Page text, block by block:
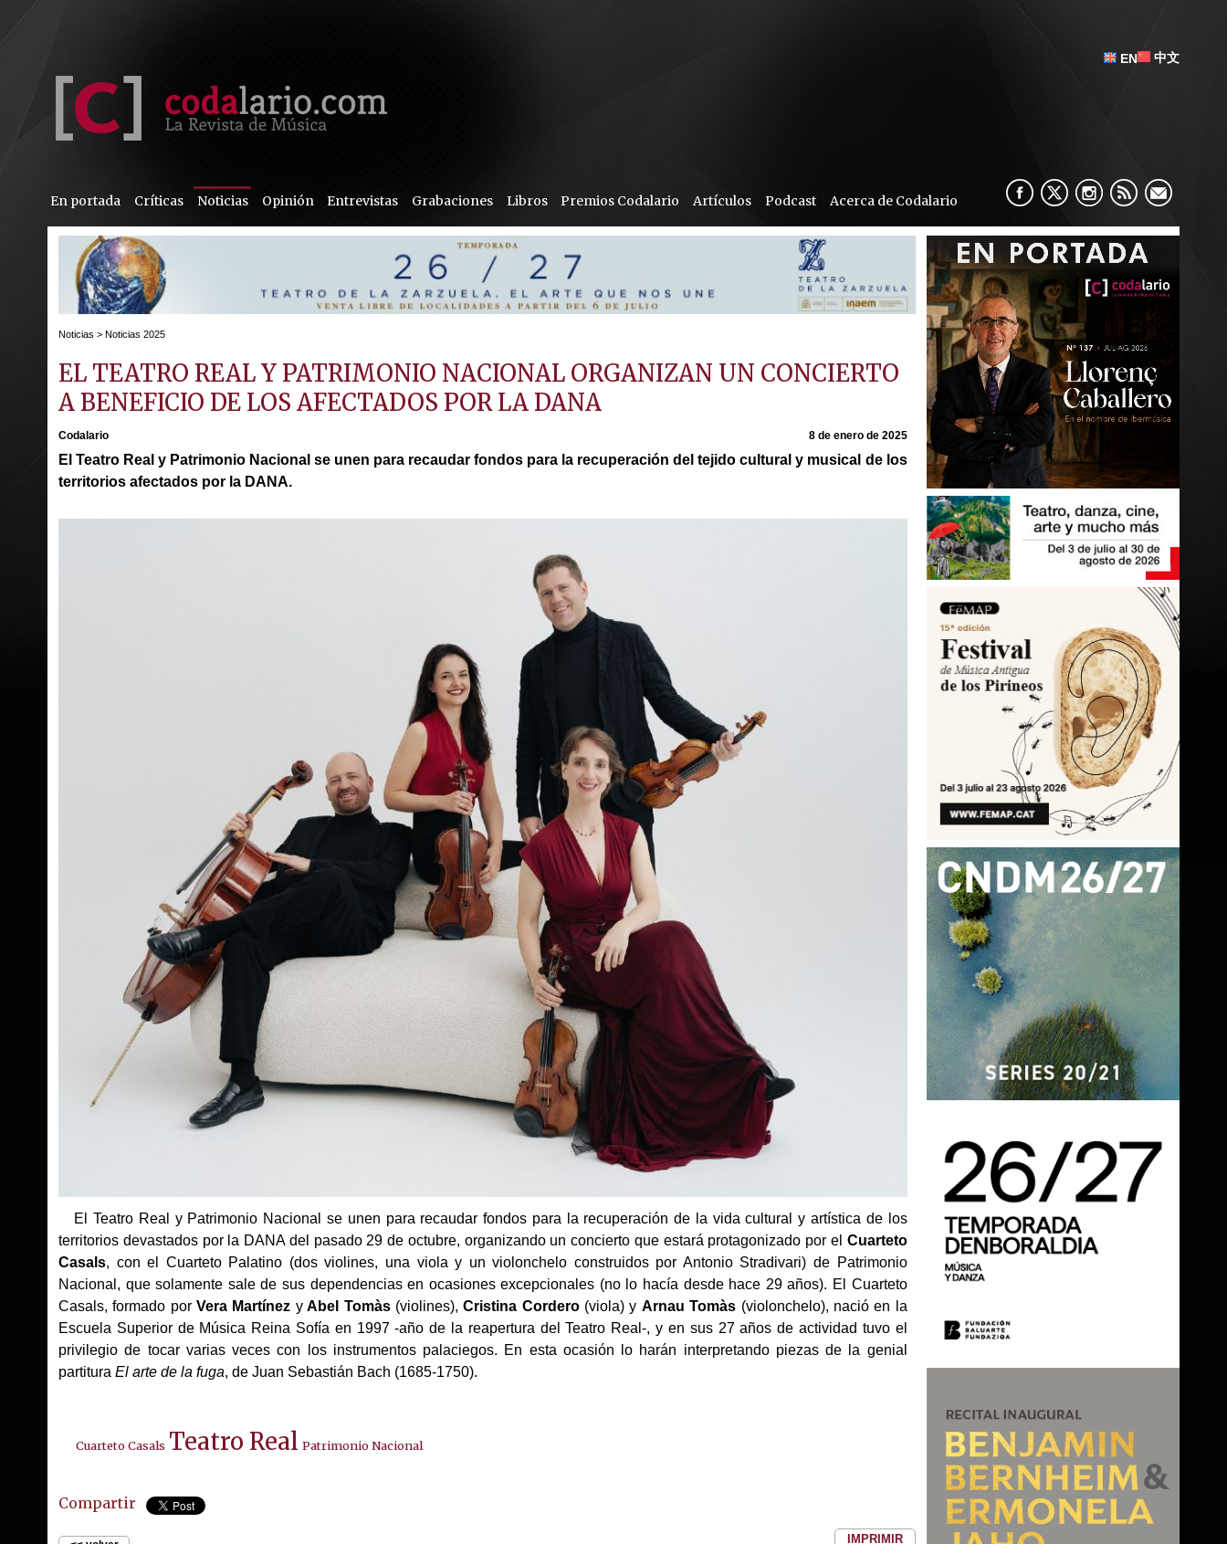
EN 中文
En portada Críticas Noticias Opinión Entrevistas Grabaciones Libros Premios Codalario Artículos Podcast Acerca de Codalario
Noticias > Noticias 2025
EL TEATRO REAL Y PATRIMONIO NACIONAL ORGANIZAN UN CONCIERTO
A BENEFICIO DE LOS AFECTADOS POR LA DANA
Codalario 8 de enero de 2025
El Teatro Real y Patrimonio Nacional se unen para recaudar fondos para la recuperación del tejido cultural y musical de los
territorios afectados por la DANA.
El Teatro Real y Patrimonio Nacional se unen para recaudar fondos para la recuperación de la vida cultural y artística de los
territorios devastados por la DANA del pasado 29 de octubre, organizando un concierto que estará protagonizado por el Cuarteto
Casals, con el Cuarteto Palatino (dos violines, una viola y un violonchelo construidos por Antonio Stradivari) de Patrimonio
Nacional, que solamente sale de sus dependencias en ocasiones excepcionales (no lo hacía desde hace 29 años). El Cuarteto
Casals, formado porVera Martínez yAbel Tomàs(violines),Cristina Cordero(viola) y Arnau Tomàs (violonchelo), nació en la
Escuela Superior de Música Reina Sofía en 1997 -año de la reapertura del Teatro Real-, y en sus 27 años de actividad tuvo el
privilegio de tocar varias veces con los instrumentos palaciegos. En esta ocasión lo harán interpretando piezas de la genial
partituraEl arte de la fuga, de Juan Sebastián Bach (1685-1750).
Cuarteto Casals Teatro Real Patrimonio Nacional
Compartir
IMPRIMIR